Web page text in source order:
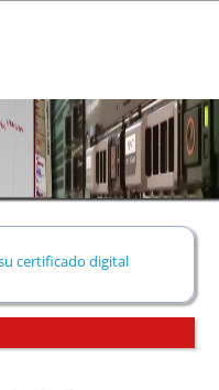
certificado digital